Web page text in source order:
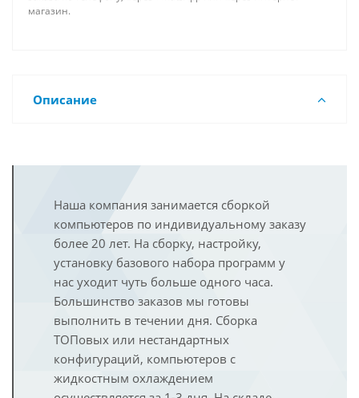
магазин.
Описание
Наша компания занимается сборкой
компьютеров по индивидуальному заказу
более 20 лет. На сборку, настройку,
установку базового набора программ у
нас уходит чуть больше одного часа.
Большинство заказов мы готовы
выполнить в течении дня. Сборка
ТОПовых или нестандартных
конфигураций, компьютеров с
жидкостным охлаждением